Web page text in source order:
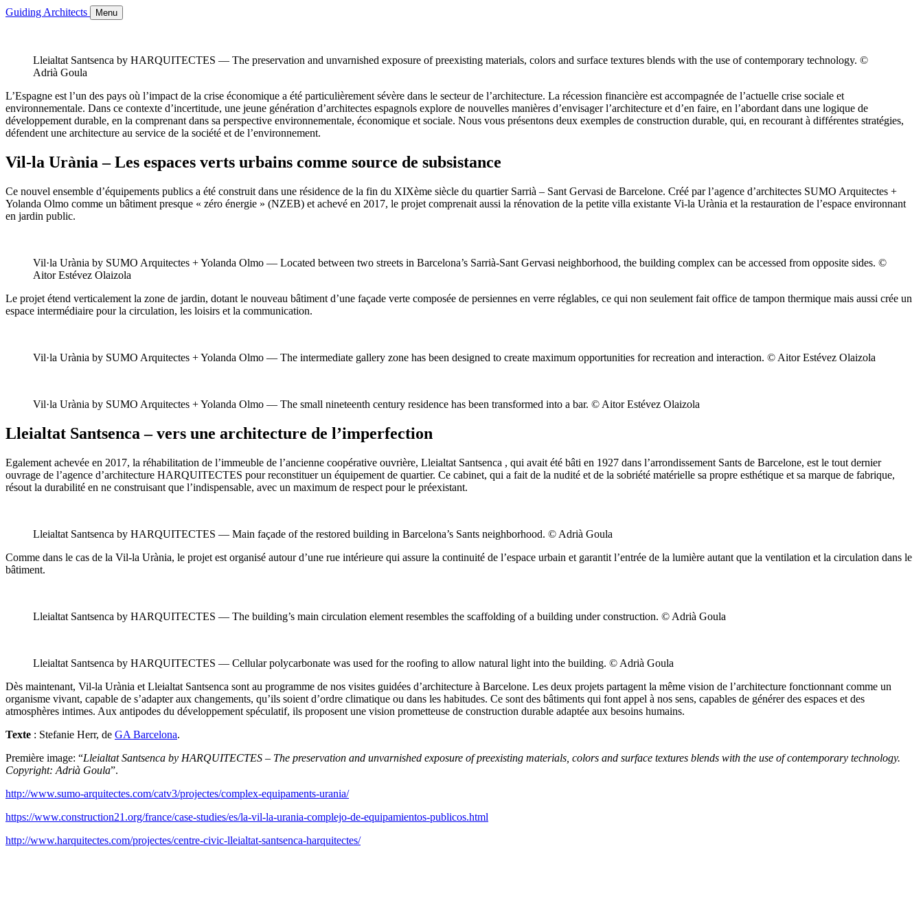
Guiding Architects Menu
Lleialtat Santsenca by HARQUITECTES — The preservation and unvarnished exposure of preexisting materials, colors and surface textures blends with the use of contemporary technology. ©
Adrià Goula
L’Espagne est l’un des pays où l’impact de la crise économique a été particulièrement sévère dans le secteur de l’architecture. La récession financière est accompagnée de l’actuelle crise sociale et
environnementale. Dans ce contexte d’incertitude, une jeune génération d’architectes espagnols explore de nouvelles manières d’envisager l’architecture et d’en faire, en l’abordant dans une logique de
développement durable, en la comprenant dans sa perspective environnementale, économique et sociale. Nous vous présentons deux exemples de construction durable, qui, en recourant à différentes stratégies,
défendent une architecture au service de la société et de l’environnement.
Vil-la Urània – Les espaces verts urbains comme source de subsistance
Ce nouvel ensemble d’équipements publics a été construit dans une résidence de la fin du XIXème siècle du quartier Sarrià – Sant Gervasi de Barcelone. Créé par l’agence d’architectes SUMO Arquitectes +
Yolanda Olmo comme un bâtiment presque « zéro énergie » (NZEB) et achevé en 2017, le projet comprenait aussi la rénovation de la petite villa existante Vi-la Urània et la restauration de l’espace environnant
en jardin public.
Vil·la Urània by SUMO Arquitectes + Yolanda Olmo — Located between two streets in Barcelona’s Sarrià-Sant Gervasi neighborhood, the building complex can be accessed from opposite sides. ©
Aitor Estévez Olaizola
Le projet étend verticalement la zone de jardin, dotant le nouveau bâtiment d’une façade verte composée de persiennes en verre réglables, ce qui non seulement fait office de tampon thermique mais aussi crée un
espace intermédiaire pour la circulation, les loisirs et la communication.
Vil·la Urània by SUMO Arquitectes + Yolanda Olmo — The intermediate gallery zone has been designed to create maximum opportunities for recreation and interaction. © Aitor Estévez Olaizola
Vil·la Urània by SUMO Arquitectes + Yolanda Olmo — The small nineteenth century residence has been transformed into a bar. © Aitor Estévez Olaizola
Lleialtat Santsenca – vers une architecture de l’imperfection
Egalement achevée en 2017, la réhabilitation de l’immeuble de l’ancienne coopérative ouvrière, Lleialtat Santsenca , qui avait été bâti en 1927 dans l’arrondissement Sants de Barcelone, est le tout dernier
ouvrage de l’agence d’architecture HARQUITECTES pour reconstituer un équipement de quartier. Ce cabinet, qui a fait de la nudité et de la sobriété matérielle sa propre esthétique et sa marque de fabrique,
résout la durabilité en ne construisant que l’indispensable, avec un maximum de respect pour le préexistant.
Lleialtat Santsenca by HARQUITECTES — Main façade of the restored building in Barcelona’s Sants neighborhood. © Adrià Goula
Comme dans le cas de la Vil-la Urània, le projet est organisé autour d’une rue intérieure qui assure la continuité de l’espace urbain et garantit l’entrée de la lumière autant que la ventilation et la circulation dans le
bâtiment.
Lleialtat Santsenca by HARQUITECTES — The building’s main circulation element resembles the scaffolding of a building under construction. © Adrià Goula
Lleialtat Santsenca by HARQUITECTES — Cellular polycarbonate was used for the roofing to allow natural light into the building. © Adrià Goula
Dès maintenant, Vil-la Urània et Lleialtat Santsenca sont au programme de nos visites guidées d’architecture à Barcelone. Les deux projets partagent la même vision de l’architecture fonctionnant comme un
organisme vivant, capable de s’adapter aux changements, qu’ils soient d’ordre climatique ou dans les habitudes. Ce sont des bâtiments qui font appel à nos sens, capables de générer des espaces et des
atmosphères intimes. Aux antipodes du développement spéculatif, ils proposent une vision prometteuse de construction durable adaptée aux besoins humains.
Texte : Stefanie Herr, de GA Barcelona.
Première image: “Lleialtat Santsenca by HARQUITECTES – The preservation and unvarnished exposure of preexisting materials, colors and surface textures blends with the use of contemporary technology.
Copyright: Adrià Goula”.
http://www.sumo-arquitectes.com/catv3/projectes/complex-equipaments-urania/
https://www.construction21.org/france/case-studies/es/la-vil-la-urania-complejo-de-equipamientos-publicos.html
http://www.harquitectes.com/projectes/centre-civic-lleialtat-santsenca-harquitectes/